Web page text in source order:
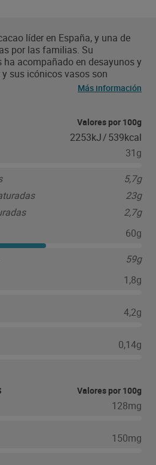
líder en España, y una de
por las familias. Su
acompañado en desayunos y
sus icónicos vasos son
de todo el país. Toda la
a la media ponderada
Nocillear hoy es más fácil y
con tu familia o tus amigos
y disfruta de su sabor
Nocilla no es sólo una
se puede disfrutar en galletas
Más información
Valores por 100g
2253kJ/539kcal
31g
5,7g
23g
2,7g
60g
59g
1,8g
4,2g
0,14g
Valores por 100g
128mg
150mg